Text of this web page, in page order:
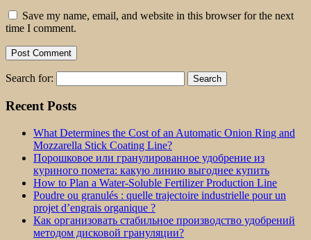
Save my name, email, and website in this browser for the next
time I comment.
Search for:
Recent Posts
What Determines the Cost of an Automatic Onion Ring and
Mozzarella Stick Coating Line?
Порошковое или гранулированное удобрение из
куриного помета: какую линию выгоднее купить
How to Plan a Water-Soluble Fertilizer Production Line
Poudre ou granulés : quelle trajectoire industrielle pour un
projet d’engrais organique ?
Как организовать стабильное производство удобрений
методом дисковой грануляции?